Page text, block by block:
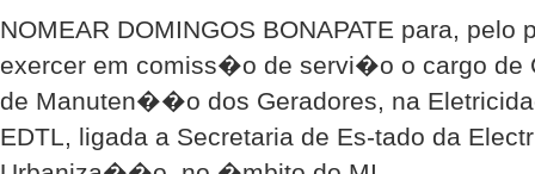
NOMEAR DOMINGOS BONAPATE para, pelo
exercer em comiss�o de servi�o o cargo de
de Manuten��o dos Geradores, na
EDTL, ligada a Secretaria de Es-tado da